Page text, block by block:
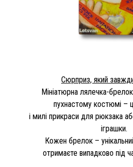
Сюрприз, який
Мініатюрна лялечка-
пухнастому костюмі –
і милі прикраси для рюкзака
іграшки.
Кожен брелок –
отримаєте випадково під